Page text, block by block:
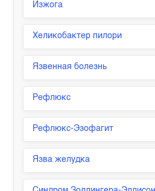
Изжога
Хеликобактер пилори
Язвенная болезнь
Рефлюкс
Рефлюкс-Эзофагит
Язва желудка